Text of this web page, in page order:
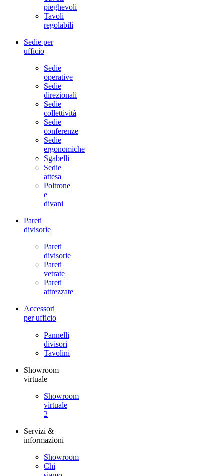
pieghevoli
Tavoli
regolabili
Sedie per
ufficio
Sedie
operative
Sedie
direzionali
Sedie
collettività
Sedie
conferenze
Sedie
ergonomiche
Sgabelli
Sedie
attesa
Poltrone
e
divani
Pareti
divisorie
Pareti
divisorie
Pareti
vetrate
Pareti
attrezzate
Accessori
per ufficio
Pannelli
divisori
Tavolini
Showroom
virtuale
Showroom
virtuale
2
Servizi &
informazioni
Showroom
Chi